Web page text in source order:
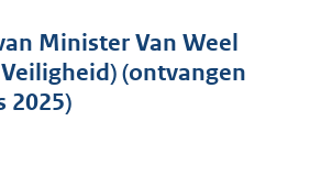
3
b
Minister Van Weel
(ontvangen
2025)